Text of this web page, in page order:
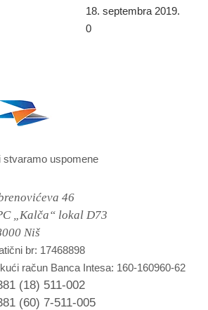
18. septembra 2019.
0
stvaramo uspomene
46
„Kalča“ lokal D73
Niš
br: 17468898
račun Banca Intesa: 160-160960-62
(18) 511-002
(60) 7-511-005